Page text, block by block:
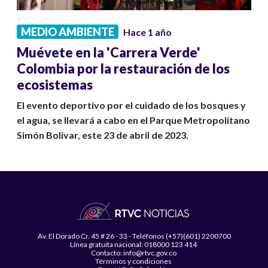
MEDIO AMBIENTE Hace 1 año
Muévete en la 'Carrera Verde'
Colombia por la restauración de los
ecosistemas
El evento deportivo por el cuidado de los bosques y
el agua, se llevará a cabo en el Parque Metropolitano
Simón Bolivar, este 23 de abril de 2023.
Av. El Dorado Cr. 45 # 26 - 33 - Teléfonos (+57)(601) 2200700
Línea gratuita nacional: 018000 123 414
Contacto: info@rtvc.gov.co
Términos y condiciones